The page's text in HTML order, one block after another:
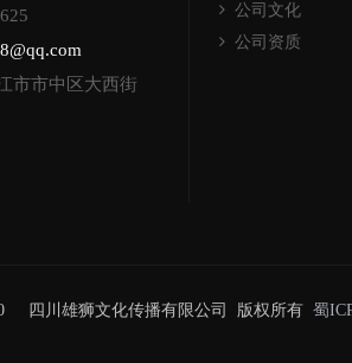
市市中 区大西街
公司文化
公司资质
四川雄狮文化传播有限公司 版权所有 蜀